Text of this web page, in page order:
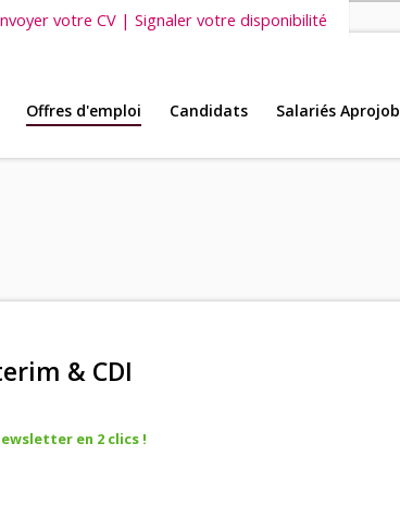
également à découvrir
votre CV | Signaler votre disponibilité
Offres d'emploi Candidats Salariés Aprojob
& CDI
en 2 clics !